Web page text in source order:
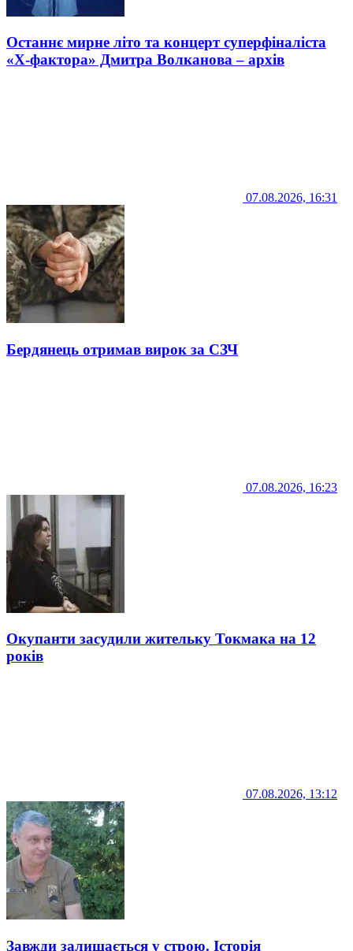
Останнє мирне літо та концерт суперфіналіста
«Х-фактора» Дмитра Волканова – архів
07.08.2026, 16:31
Бердянець отримав вирок за СЗЧ
07.08.2026, 16:23
Окупанти засудили жительку Токмака на 12
років
07.08.2026, 13:12
Завжди залишається у строю. Історія